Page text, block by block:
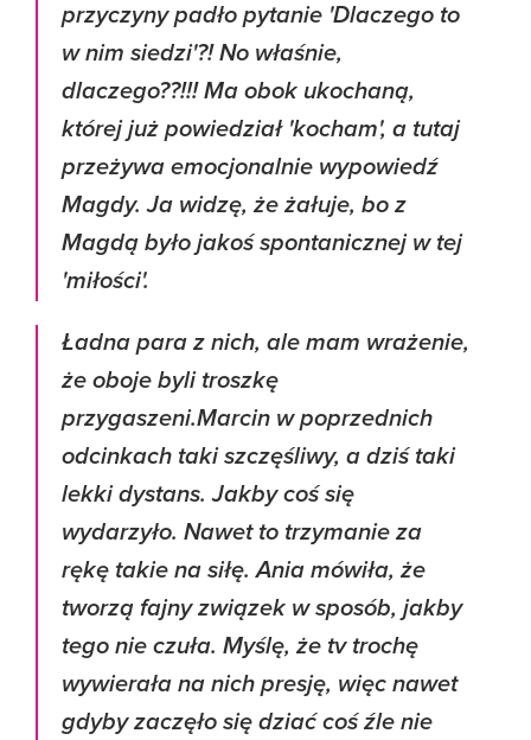
przyczyny padło pytanie 'Dlaczego to
w nim siedzi'?! No właśnie,
dlaczego??!!! Ma obok ukochaną,
której już powiedział 'kocham', a tutaj
przeżywa emocjonalnie wypowiedź
Magdy. Ja widzę, że żałuje, bo z
Magdą było jakoś spontanicznej w tej
'miłości'.
Ładna para z nich, ale mam wrażenie,
że oboje byli troszkę
przygaszeni.Marcin w poprzednich
odcinkach taki szczęśliwy, a dziś taki
lekki dystans. Jakby coś się
wydarzyło. Nawet to trzymanie za
rękę takie na siłę. Ania mówiła, że
tworzą fajny związek w sposób, jakby
tego nie czuła. Myślę, że tv trochę
wywierała na nich presję, więc nawet
gdyby zaczęło się dziać coś źle nie